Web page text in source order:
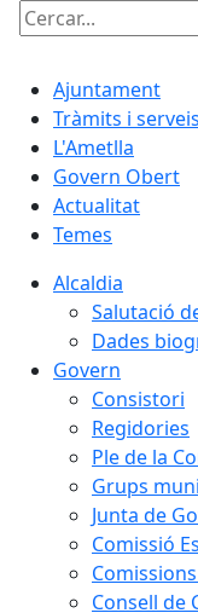
Cercar:
Ajuntament
Tràmits i serveis
L'Ametlla
Govern Obert
Actualitat
Temes
Alcaldia
Salutació
Dades
Govern
Consistori
Regidories
Ple de la
Grups
Junta de
Comissió
Consell de